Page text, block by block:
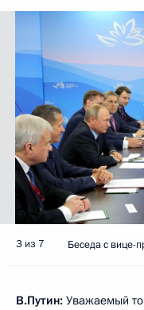
3 из 7 Беседа с вице-
В.Путин: Уважаемый